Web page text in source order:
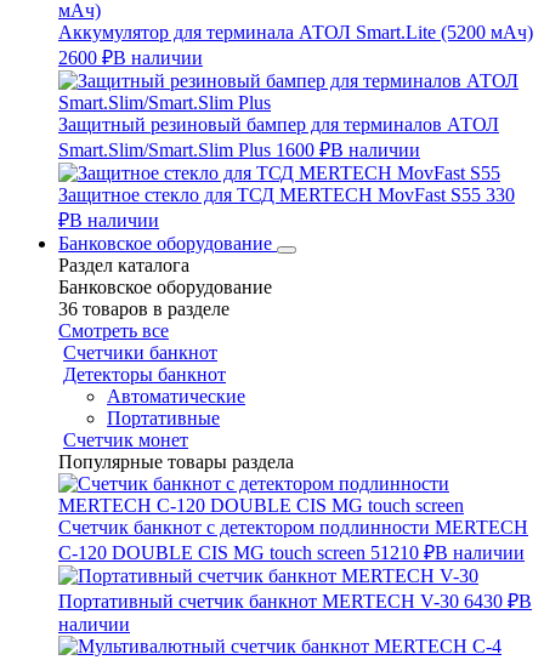
Аккумулятор для терминала АТОЛ Smart.Lite (5200 мАч)
2600 ₽В наличии
Защитный резиновый бампер для терминалов АТОЛ
Smart.Slim/Smart.Slim Plus 1600 ₽В наличии
Защитное стекло для ТСД MERTECH MovFast S55 330
₽В наличии
Банковское оборудование
Раздел каталога
Банковское оборудование
36 товаров в разделе
Смотреть все
Счетчики банкнот
Детекторы банкнот
Автоматические
Портативные
Счетчик монет
Популярные товары раздела
Счетчик банкнот с детектором подлинности MERTECH
C-120 DOUBLE CIS MG touch screen 51210 ₽В наличии
Портативный счетчик банкнот MERTECH V-30 6430 ₽В
наличии